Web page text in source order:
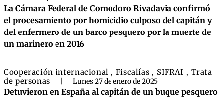
La Cámara Federal de Comodoro Rivadavia confirmó
el procesamiento por homicidio culposo del capitán y
del enfermero de un barco pesquero por la muerte de
un marinero en 2016
Cooperación internacional , Fiscalías , SIFRAI , Trata
de personas
Lunes 27 de enero de 2025
Detuvieron en España al capitán de un buque pesquero